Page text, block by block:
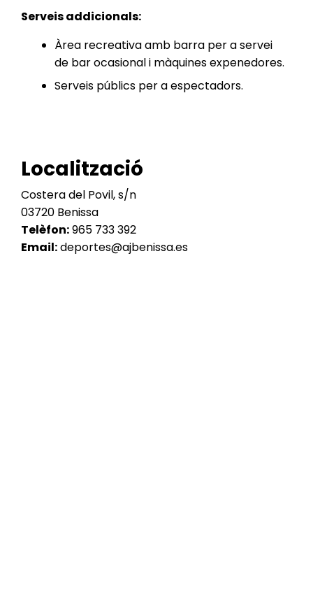
Serveis addicionals:
Àrea recreativa amb barra per a servei
de bar ocasional i màquines expenedores.
Serveis públics per a espectadors.
Localització
Costera del Povil, s/n
03720 Benissa
Telèfon:965 733 392
Email:deportes@ajbenissa.es